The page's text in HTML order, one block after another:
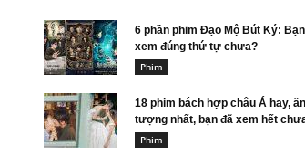
6 phần phim Đạo Mộ Bút Ký:
xem đúng thứ tự chưa?
Phim
18 phim bách hợp châu Á hay, ấn
tượng nhất, bạn đã xem hết
Phim